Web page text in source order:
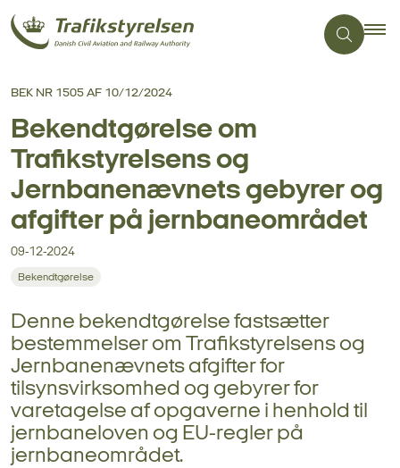
BEK NR 1505 AF 10/12/2024
Bekendtgørelse om
Trafikstyrelsens og
Jernbanenævnets gebyrer og
afgifter på jernbaneområdet
09-12-2024
Bekendtgørelse
Denne bekendtgørelse fastsætter
bestemmelser om Trafikstyrelsens og
Jernbanenævnets afgifter for
tilsynsvirksomhed og gebyrer for
varetagelse af opgaverne i henhold til
jernbaneloven og EU-regler på
jernbaneområdet.